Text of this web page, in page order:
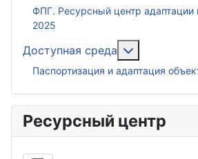
ФПГ. Ресурсный центр адаптации
2025
Доступная среда
Паспортизация и адаптация
Ресурсный центр